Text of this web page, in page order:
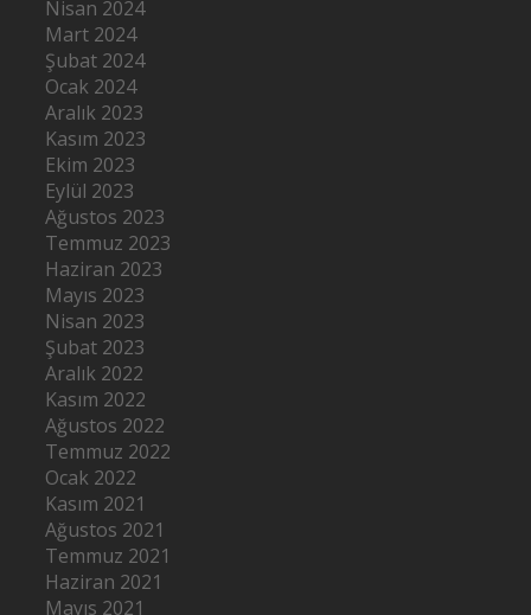
Nisan 2024
Mart 2024
Şubat 2024
Ocak 2024
Aralık 2023
Kasım 2023
Ekim 2023
Eylül 2023
Ağustos 2023
Temmuz 2023
Haziran 2023
Mayıs 2023
Nisan 2023
Şubat 2023
Aralık 2022
Kasım 2022
Ağustos 2022
Temmuz 2022
Ocak 2022
Kasım 2021
Ağustos 2021
Temmuz 2021
Haziran 2021
Mayıs 2021